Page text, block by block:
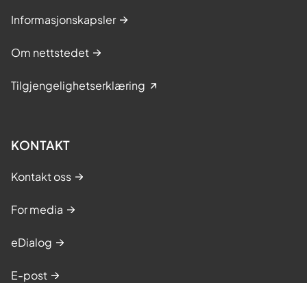
Informasjonskapsler
Om nettstedet
Tilgjengelighetserklæring
KONTAKT
Kontakt oss
For media
eDialog
E-post